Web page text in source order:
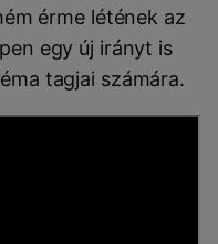
érme létének az
egy új irányt is
tagjai számára.